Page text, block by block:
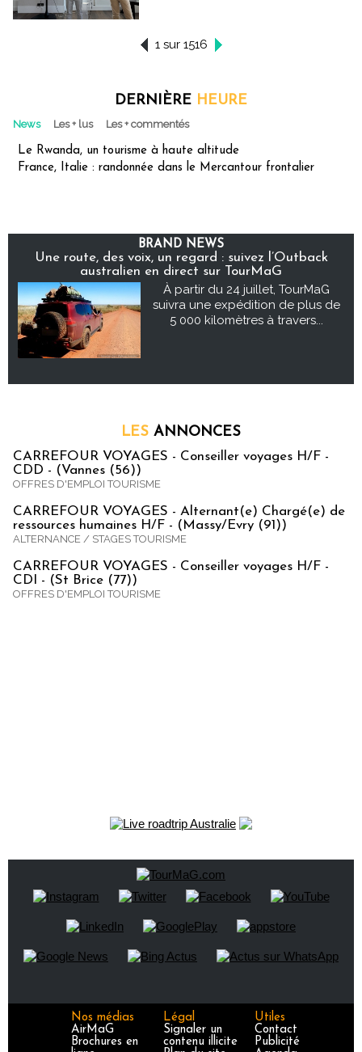
1 sur 1516
DERNIÈRE HEURE
News Les + lus Les + commentés
Le Rwanda, un tourisme à haute altitude
France, Italie : randonnée dans le Mercantour frontalier
BRAND NEWS
Une route, des voix, un regard : suivez l’Outback
australien en direct sur TourMaG
À partir du 24 juillet, TourMaG
suivra une expédition de plus de
5 000 kilomètres à travers...
LES ANNONCES
CARREFOUR VOYAGES - Conseiller voyages H/F -
CDD - (Vannes (56))
OFFRES D'EMPLOI TOURISME
CARREFOUR VOYAGES - Alternant(e) Chargé(e) de
ressources humaines H/F - (Massy/Evry (91))
ALTERNANCE / STAGES TOURISME
CARREFOUR VOYAGES - Conseiller voyages H/F -
CDI - (St Brice (77))
OFFRES D'EMPLOI TOURISME
Nos médias
AirMaG
Brochures en
Légal
Signaler un
contenu illicite
Utiles
Contact
Publicité